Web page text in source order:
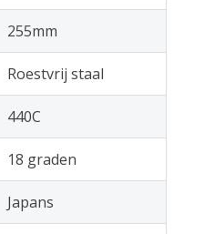
255mm
Roestvrij staal
440C
18 graden
Japans